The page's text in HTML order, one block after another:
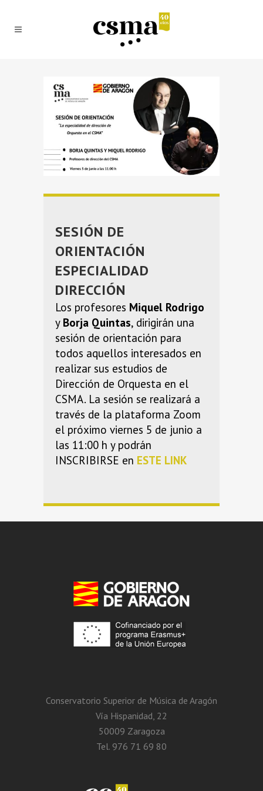
SESIÓN DE
ORIENTACIÓN
ESPECIALIDAD
DIRECCIÓN
Los profesores Miquel Rodrigo
y Borja Quintas, dirigirán una
sesión de orientación para
todos aquellos interesados en
realizar sus estudios de
Dirección de Orquesta en el
CSMA. La sesión se realizará a
través de la plataforma Zoom
el próximo viernes 5 de junio a
las 11:00 h y podrán
INSCRIBIRSE en ESTE LINK
Conservatorio Superior de Música de Aragón
Vía Hispanidad, 22
50009 Zaragoza
Tel. 976 71 69 80